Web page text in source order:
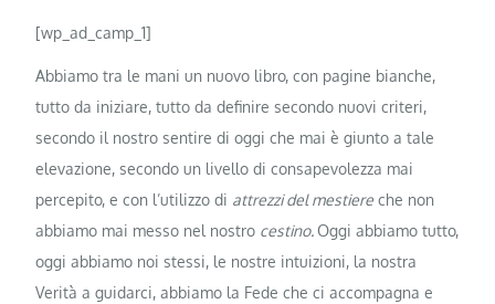
[wp_ad_camp_1]
Abbiamo tra le mani un nuovo libro, con pagine bianche,
tutto da iniziare, tutto da definire secondo nuovi criteri,
secondo il nostro sentire di oggi che mai è giunto a tale
elevazione, secondo un livello di consapevolezza mai
percepito, e con l’utilizzo di attrezzi del mestiere che non
abbiamo mai messo nel nostro cestino.Oggi abbiamo tutto,
oggi abbiamo noi stessi, le nostre intuizioni, la nostra
Verità a guidarci, abbiamo la Fede che ci accompagna e